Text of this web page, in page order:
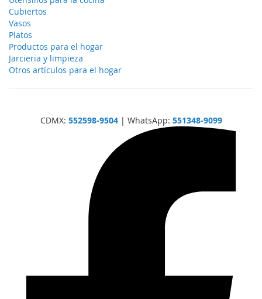
Cubiertos
Vasos
Platos
Productos para el hogar
Jarcieria y limpieza
Otros artículos para el hogar
CDMX: 552598-9504| WhatsApp: 551348-9099